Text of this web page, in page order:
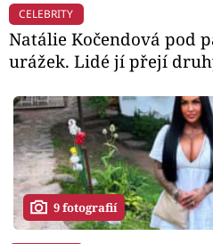
CELEBRITY
Natálie Kočendová pod
urážek. Lidé jí přejí
9 fotografií